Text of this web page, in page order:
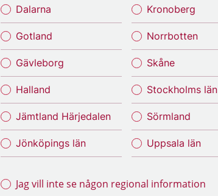
Dalarna
Gotland
Gävleborg
Halland
Jämtland Härjedalen
Jönköpings län
Kronoberg
Norrbotten
Skåne
Stockholms län
Sörmland
Uppsala län
Jag vill inte se någon regional information